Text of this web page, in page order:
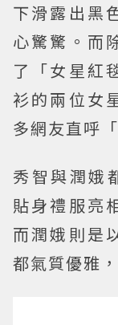
下滑露出黑
心驚驚。而
了「女星紅
衫的兩位女
多網友直呼
秀智與潤娥
貼身禮服亮
而潤娥則是
都氣質優雅